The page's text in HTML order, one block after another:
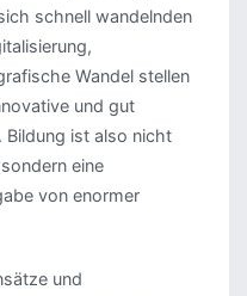
schnell wandelnden
Wandel stellen
und gut
Bildung ist also nicht
eine
von enormer
und